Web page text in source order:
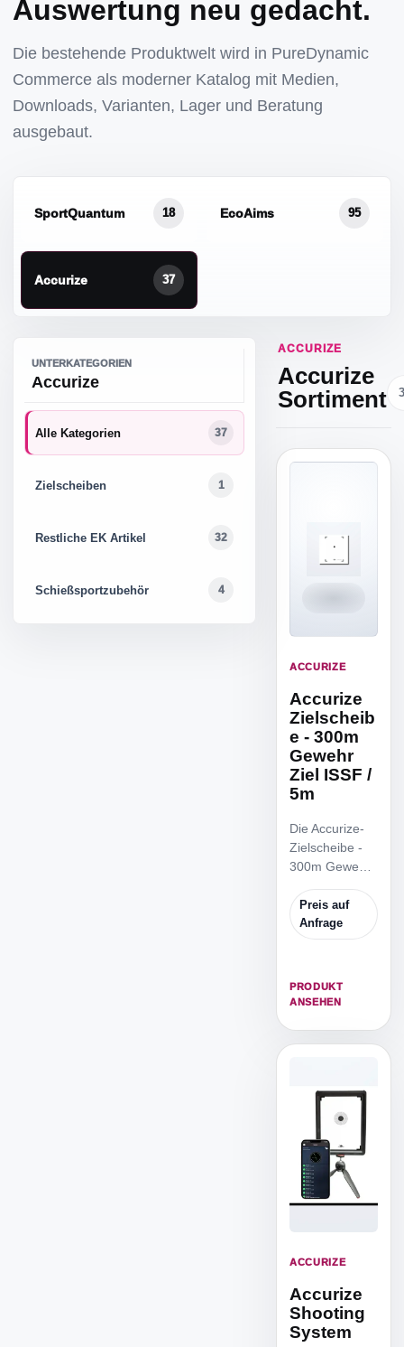
Auswertung neu gedacht.
Die bestehende Produktwelt wird in PureDynamic
Commerce als moderner Katalog mit Medien,
Downloads, Varianten, Lager und Beratung
ausgebaut.
SportQuantum 18 EcoAims 95
Accurize 37
UNTERKATEGORIEN
Accurize
Alle Kategorien 37
Zielscheiben 1
Restliche EK Artikel 32
Schießsportzubehör 4
ACCURIZE
Accurize
Sortiment
ACCURIZE
Accurize
Zielscheib
e - 300m
Gewehr
Ziel ISSF /
5m
Die Accurize-
Zielscheibe -
300m Gewehr
ist die
reduzierte
ISSF
um von 5m
Distanz zu
Preis auf
Anfrage
PRODUKT
ANSEHEN
ACCURIZE
Accurize
Shooting
System